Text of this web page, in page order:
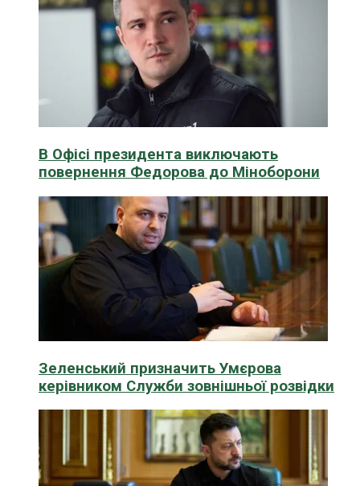
В Офісі президента виключають
повернення Федорова до Міноборони
Зеленський призначить Умєрова
керівником Служби зовнішньої розвідки